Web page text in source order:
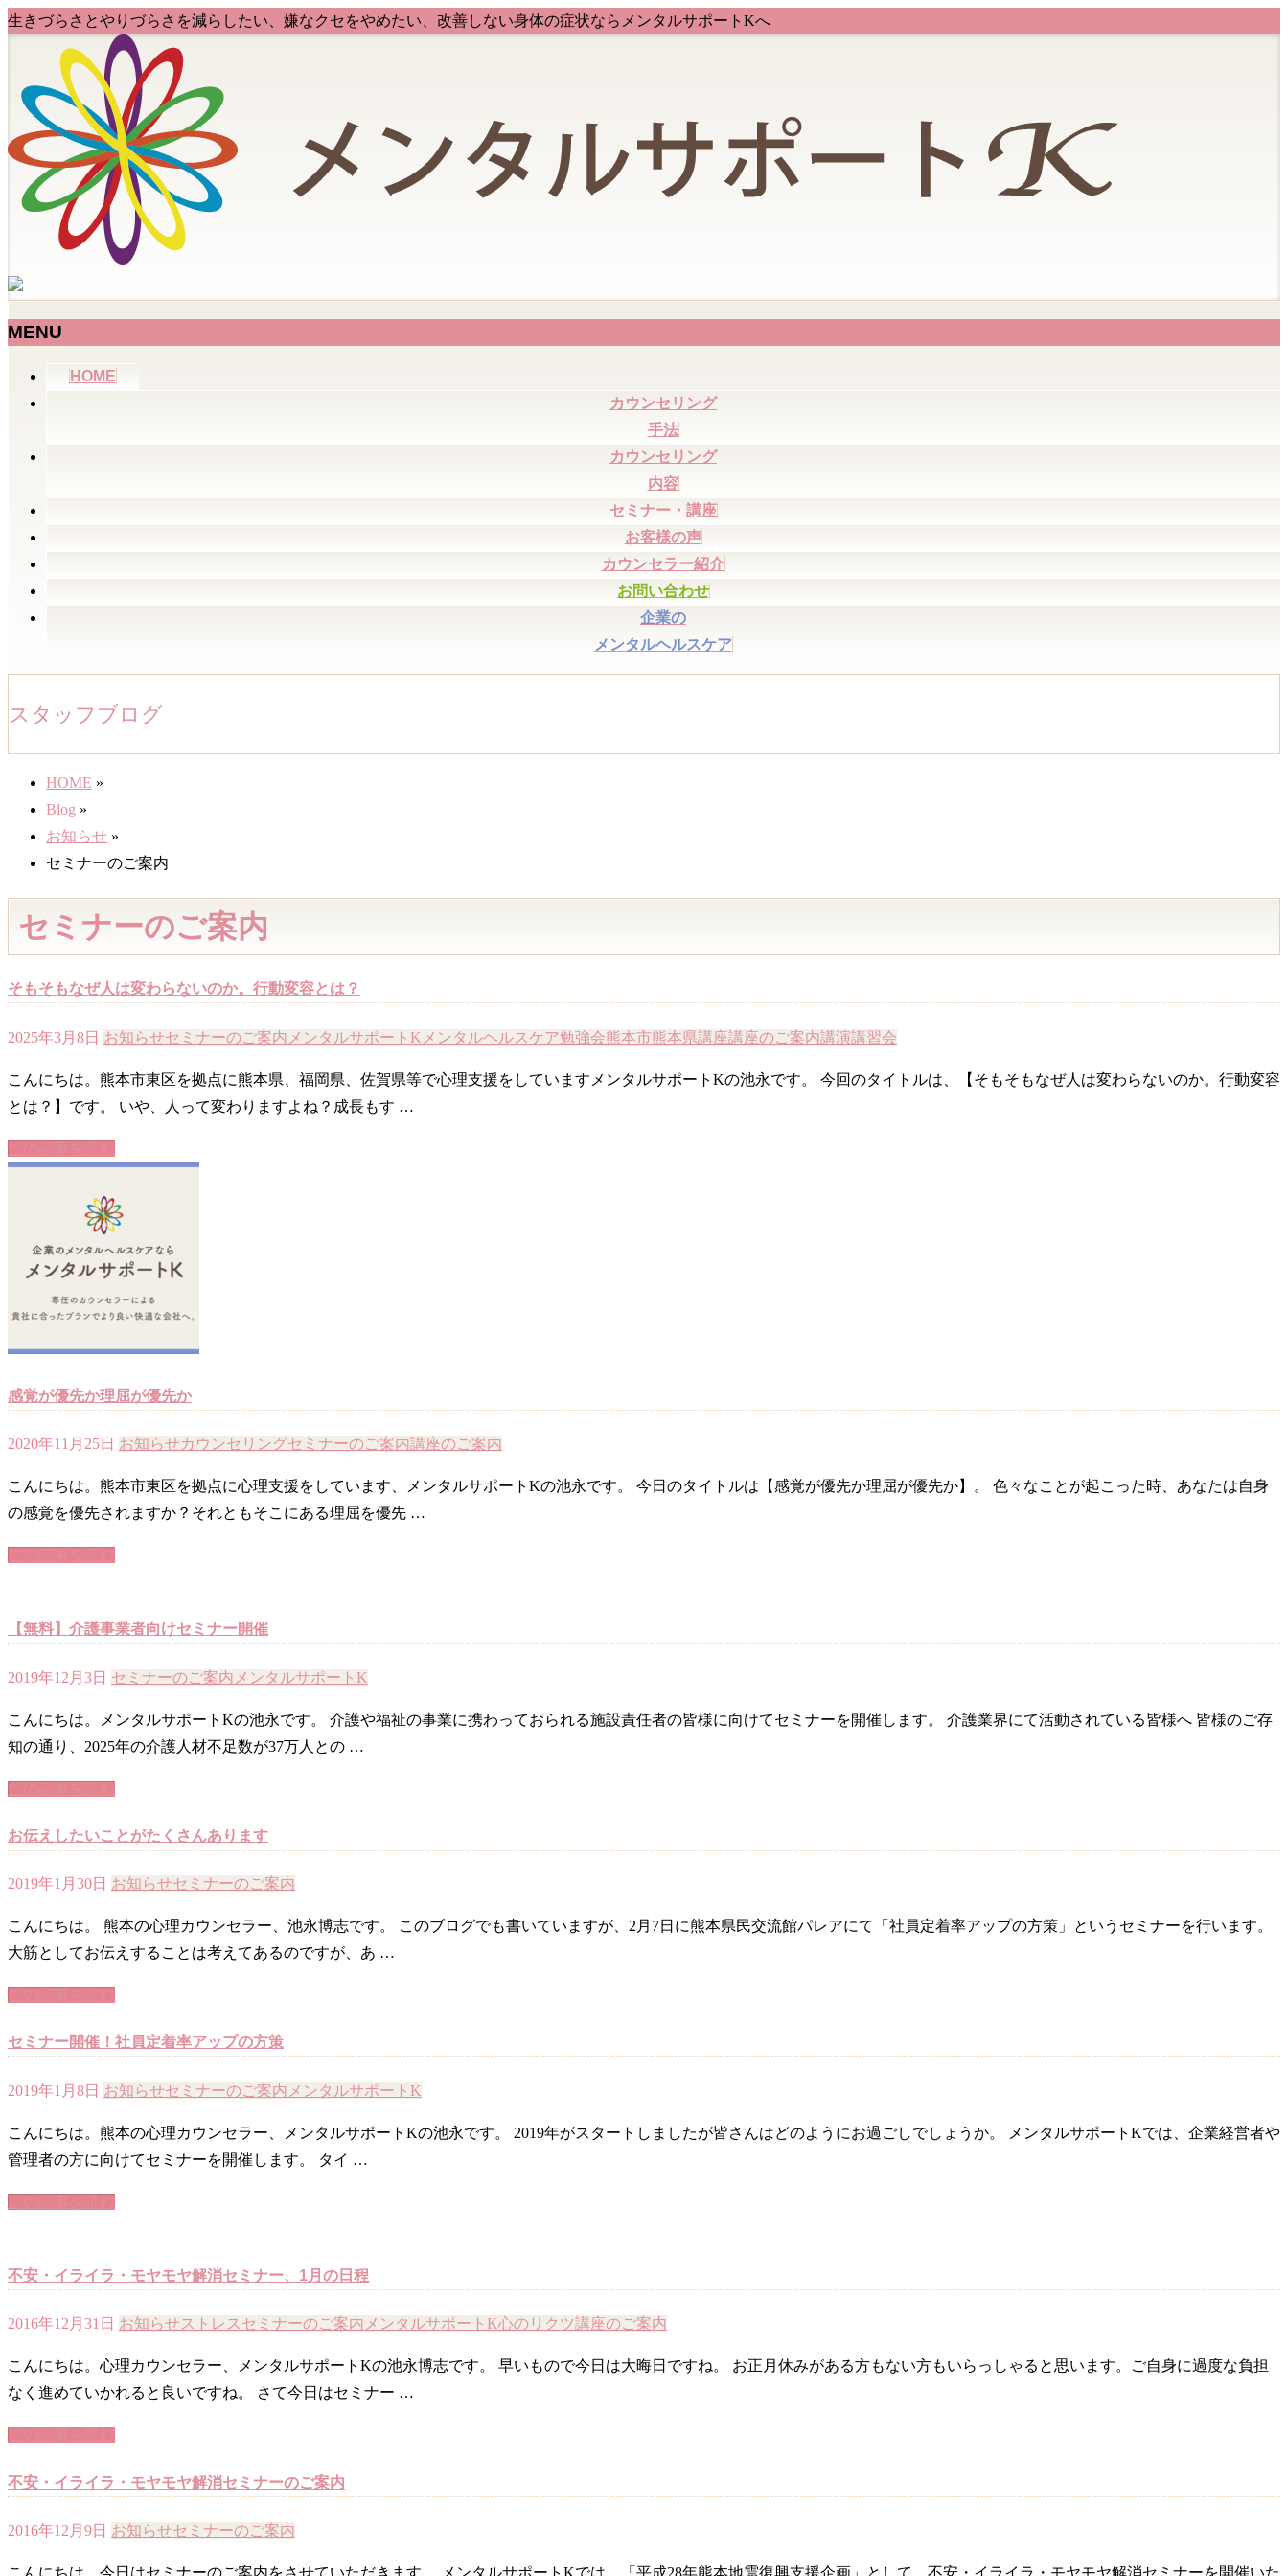
生きづらさとやりづらさを減らしたい、嫌なクセをやめたい、改善しない身体の症状ならメンタルサポートKへ
MENU
HOME
カウンセリング
手法
カウンセリング
内容
セミナー・講座
お客様の声
カウンセラー紹介
お問い合わせ
企業の
メンタルヘルスケア
スタッフブログ
HOME »
Blog »
お知らせ »
セミナーのご案内
セミナーのご案内
そもそもなぜ人は変わらないのか。行動変容とは？
2025年3月8日 お知らせセミナーのご案内 メンタルサポートK メンタルヘルスケア勉強会熊本市熊本県講座講座のご案内講演講習会
こんにちは。熊本市東区を拠点に熊本県、福岡県、佐賀県等で心理支援をしていますメンタルサポートKの池永です。 今回のタイトルは、【そもそもなぜ人は変わらないのか。行動変容
とは？】です。 いや、人って変わりますよね？成長もす …
感覚が優先か理屈が優先か
2020年11月25日 お知らせカウンセリングセミナーのご案内講座のご案内
こんにちは。熊本市東区を拠点に心理支援をしています、メンタルサポートKの池永です。 今日のタイトルは【感覚が優先か理屈が優先か】。 色々なことが起こった時、あなたは自身
の感覚を優先されますか？それともそこにある理屈を優先 …
【無料】介護事業者向けセミナー開催
2019年12月3日 セミナーのご案内 メンタルサポートK
こんにちは。メンタルサポートKの池永です。 介護や福祉の事業に携わっておられる施設責任者の皆様に向けてセミナーを開催します。 介護業界にて活動されている皆様へ 皆様のご存
知の通り、2025年の介護人材不足数が37万人との …
お伝えしたいことがたくさんあります
2019年1月30日 お知らせセミナーのご案内
こんにちは。 熊本の心理カウンセラー、池永博志です。 このブログでも書いていますが、2月7日に熊本県民交流館パレアにて「社員定着率アップの方策」というセミナーを行います。
大筋としてお伝えすることは考えてあるのですが、あ …
セミナー開催！社員定着率アップの方策
2019年1月8日 お知らせセミナーのご案内 メンタルサポートK
こんにちは。熊本の心理カウンセラー、メンタルサポートKの池永です。 2019年がスタートしましたが皆さんはどのようにお過ごしでしょうか。 メンタルサポートKでは、企業経営者や
管理者の方に向けてセミナーを開催します。 タイ …
不安・イライラ・モヤモヤ解消セミナー、1月の日程
2016年12月31日 お知らせストレス セミナーのご案内 メンタルサポートK心のリクツ講座のご案内
こんにちは。心理カウンセラー、メンタルサポートKの池永博志です。 早いもので今日は大晦日ですね。 お正月休みがある方もない方もいらっしゃると思います。ご自身に過度な負担
なく進めていかれると良いですね。 さて今日はセミナー …
不安・イライラ・モヤモヤ解消セミナーのご案内
2016年12月9日 お知らせセミナーのご案内
こんにちは。今日はセミナーのご案内をさせていただきます。 メンタルサポートKでは、「平成28年熊本地震復興支援企画」として、不安・イライラ・モヤモヤ解消セミナーを開催いた